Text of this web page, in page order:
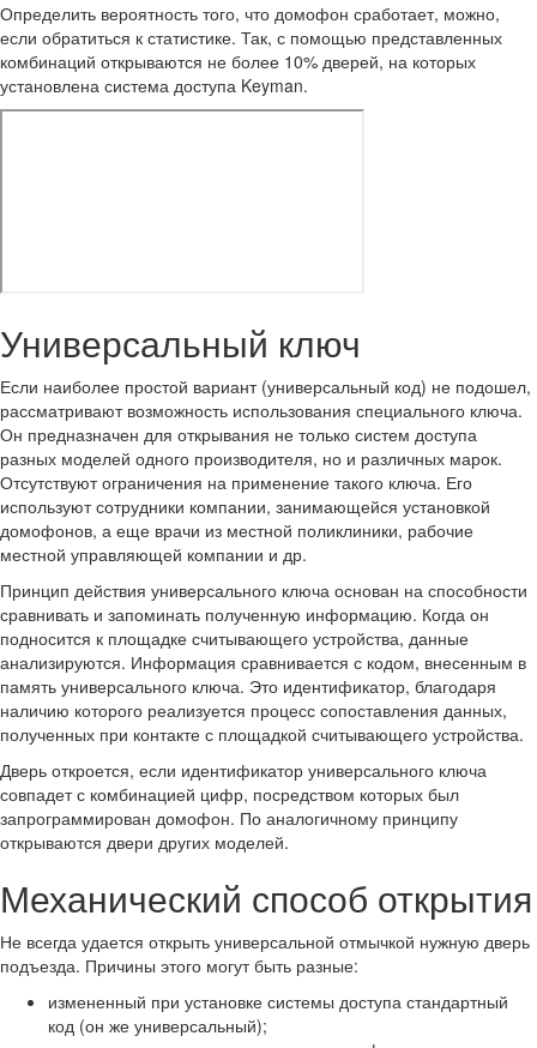
Определить вероятность того, что домофон сработает, можно,
если обратиться к статистике. Так, с помощью представленных
комбинаций открываются не более 10% дверей, на которых
установлена система доступа Keyman.
Универсальный ключ
Если наиболее простой вариант (универсальный код) не подошел,
рассматривают возможность использования специального ключа.
Он предназначен для открывания не только систем доступа
разных моделей одного производителя, но и различных марок.
Отсутствуют ограничения на применение такого ключа. Его
используют сотрудники компании, занимающейся установкой
домофонов, а еще врачи из местной поликлиники, рабочие
местной управляющей компании и др.
Принцип действия универсального ключа основан на способности
сравнивать и запоминать полученную информацию. Когда он
подносится к площадке считывающего устройства, данные
анализируются. Информация сравнивается с кодом, внесенным в
память универсального ключа. Это идентификатор, благодаря
наличию которого реализуется процесс сопоставления данных,
полученных при контакте с площадкой считывающего устройства.
Дверь откроется, если идентификатор универсального ключа
совпадет с комбинацией цифр, посредством которых был
запрограммирован домофон. По аналогичному принципу
открываются двери других моделей.
Механический способ открытия
Не всегда удается открыть универсальной отмычкой нужную дверь
подъезда. Причины этого могут быть разные:
измененный при установке системы доступа стандартный
код (он же универсальный);